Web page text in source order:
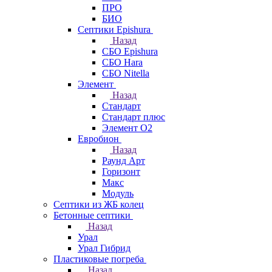
ПРО
БИО
Септики Epishura
Назад
СБО Epishura
СБО Hara
СБО Nitella
Элемент
Назад
Стандарт
Стандарт плюс
Элемент О2
Евробион
Назад
Раунд Арт
Горизонт
Макс
Модуль
Септики из ЖБ колец
Бетонные септики
Назад
Урал
Урал Гибрид
Пластиковые погреба
Назад